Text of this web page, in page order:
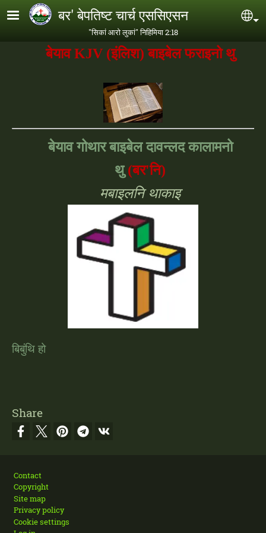
Skip to main contentबर' बेपतिष्ट चार्च एससिएसन
"सिकां आरो लुकां" निहिमिया 2:18
बेयावKJV (इंलिश)बाइबेल फराइनो थु
बेयाव गोथार बाइबेल दावन्लद कालामनो
थु(बर'नि)
मबाइलनि थाकाइ
बिबुंथि हो
Share
Contact
Copyright
Site map
Privacy policy
Cookie settings